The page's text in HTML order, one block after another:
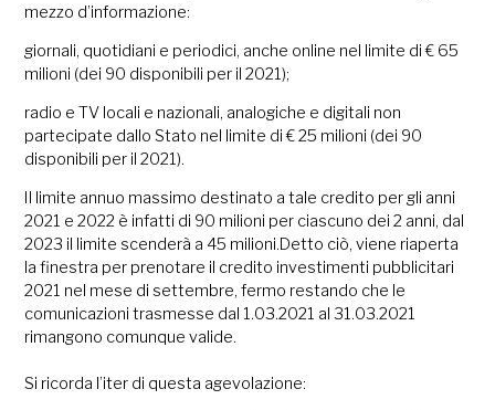
mezzo d’informazione:
giornali, quotidiani e periodici, anche online nel limite di € 65
milioni (dei 90 disponibili per il 2021);
radio e TV locali e nazionali, analogiche e digitali non
partecipate dallo Stato nel limite di € 25 milioni (dei 90
disponibili per il 2021).
Il limite annuo massimo destinato a tale credito per gli anni
2021 e 2022 è infatti di 90 milioni per ciascuno dei 2 anni, dal
2023 il limite scenderà a 45 milioni.Detto ciò, viene riaperta
la finestra per prenotare il credito investimenti pubblicitari
2021 nel mese di settembre, fermo restando che le
comunicazioni trasmesse dal 1.03.2021 al 31.03.2021
rimangono comunque valide.
Si ricorda l’iter di questa agevolazione: